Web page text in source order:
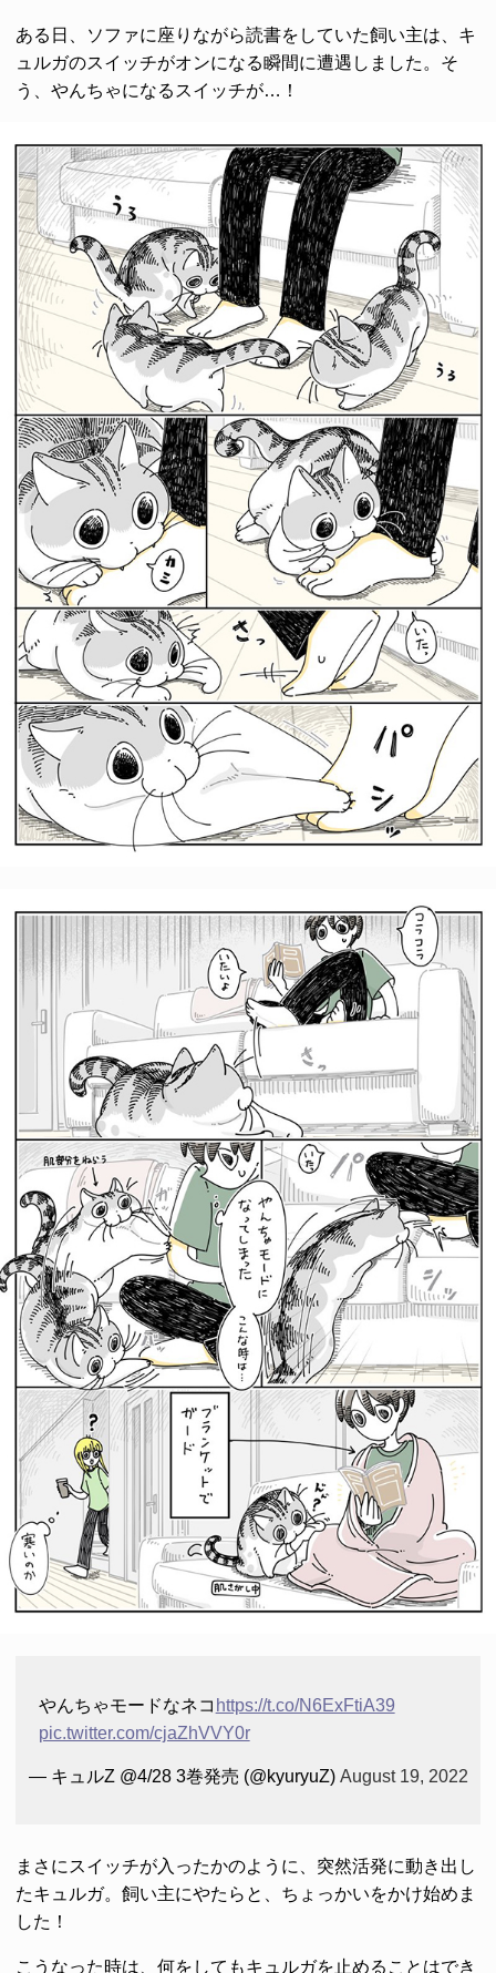
ある日、ソファに座りながら読書をしていた飼い主は、キ
ュルガのスイッチがオンになる瞬間に遭遇しました。そ
う、やんちゃになるスイッチが…！
やんちゃモードなネコ https://t.co/N6ExFtiA39
pic.twitter.com/cjaZhVVY0r
— キュルZ @4/28 3巻発売 (@kyuryuZ) August 19, 2022
まさにスイッチが入ったかのように、突然活発に動き出し
たキュルガ。飼い主にやたらと、ちょっかいをかけ始めま
した！
こうなった時は、何をしてもキュルガを止めることはでき